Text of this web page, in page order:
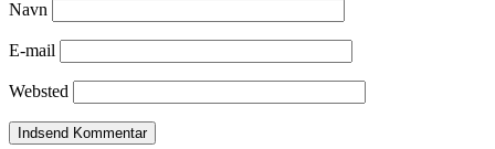
Navn
E-mail
Websted